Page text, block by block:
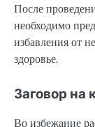
После
необходимо
избавления от
здоровье.
Заговор на
Во избежание